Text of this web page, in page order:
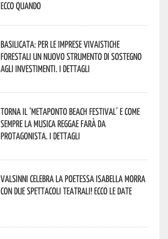
Ecco quando
Basilicata: per le imprese vivaistiche
forestali un nuovo strumento di sostegno
agli investimenti. I dettagli
Torna il ‘Metaponto beach festival’ e come
sempre la musica reggae farà da
protagonista. I dettagli
Valsinni celebra la poetessa Isabella Morra
con due spettacoli teatrali! Ecco le date